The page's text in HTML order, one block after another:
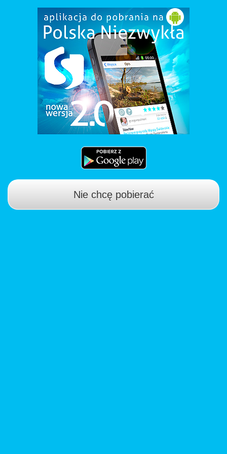
Nie chcę pobierać